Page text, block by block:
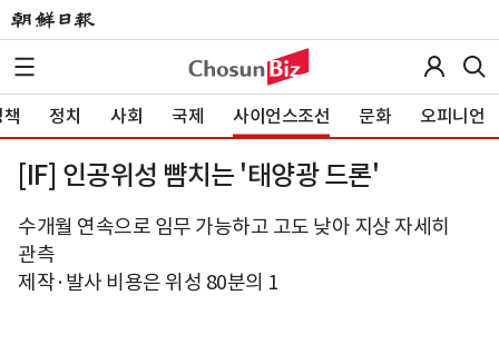
정치 사회 국제 사이언스조선 문화 오피니언
[IF] 인공위성 뺨치는 '태양광 드론'
수개월 연속으로 임무 가능하고 고도 낮아 지상 자세히
관측
제작·발사 비용은 위성 80분의 1